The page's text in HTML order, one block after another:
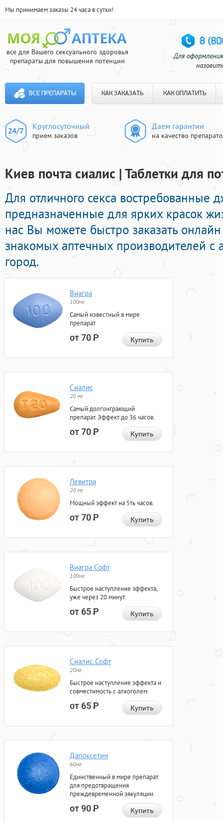
Мы принимаем заказы 24 часа в сутки!
все для Вашего сексуального здоровья
препараты для повышения потенции
ВСЕ ПРЕПАРАТЫ КАК ЗАКАЗАТЬ КАК ОПЛАТИТЬ
Круглосуточный
прием заказов
Даем гарантии
на качество
Киев почта сиалис | Таблетки для
Для отличного секса востребованные
предназначенные для ярких красок
нас Вы можете быстро заказать
знакомых аптечных производителей с
город.
Виагра
100мг
Самый известный в мире
препарат
от 70Р Купить
Сиалис
20 мг
Самый долгоиграющий
препарат. Эффект до 36 часов.
от 70Р Купить
Левитра
20 мг
Мощный эффект на 5ть часов.
от 70Р Купить
Виагра Софт
100мг
Быстрое наступление эффекта,
уже через 20 минут.
от 65Р Купить
Сиалис Софт
20мг
Быстрое наступление эффекта и
совместимость с алкоголем.
от 65Р Купить
Дапоксетин
60мг
Единственный в мире препарат
для предотвращения
преждевременной эякуляции.
от 90Р Купить